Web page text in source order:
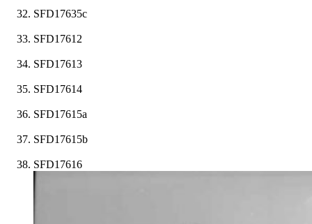
SFD17635c
SFD17612
SFD17613
SFD17614
SFD17615a
SFD17615b
SFD17616